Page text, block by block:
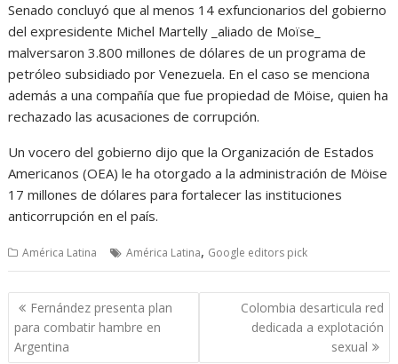
Senado concluyó que al menos 14 exfuncionarios del gobierno
del expresidente Michel Martelly _aliado de Moïse_
malversaron 3.800 millones de dólares de un programa de
petróleo subsidiado por Venezuela. En el caso se menciona
además a una compañía que fue propiedad de Möise, quien ha
rechazado las acusaciones de corrupción.
Un vocero del gobierno dijo que la Organización de Estados
Americanos (OEA) le ha otorgado a la administración de Möise
17 millones de dólares para fortalecer las instituciones
anticorrupción en el país.
América Latina América Latina, Google editors pick
Navegación
de
entradas
Fernández presenta plan
para combatir hambre en
Argentina
Colombia desarticula red
dedicada a explotación
sexual